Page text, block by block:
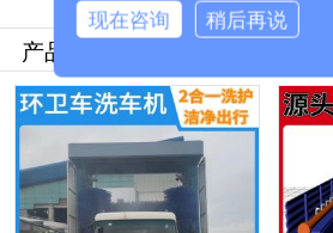
产品推荐
现在咨询 稍后再说